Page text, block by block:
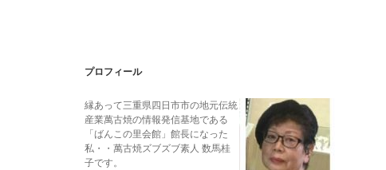
Sidebar
プロフィール
縁あって三重県四日市市の地元伝統
産業萬古焼の情報発信基地である
「ばんこの里会館」館長になった
私・・萬古焼ズブズブ素人 数馬桂
子です。